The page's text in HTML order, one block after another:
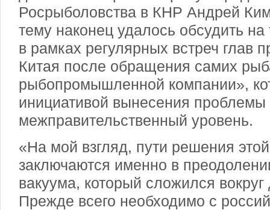
Росрыболовства в КНР Андрей
тему наконец удалось обсудить
в рамках регулярных встреч глав
Китая после обращения самих
рыбопромышленной компании»,
инициативой вынесения проблемы
межправительственный уровень.
«На мой взгляд, пути решения
заключаются именно в
вакуума, который сложился
Прежде всего необходимо с